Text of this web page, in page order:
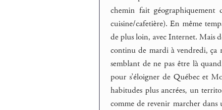
chemin fait géographiquement
cuisine/cafetière). En même
de plus loin, avec Internet. Mais
continu de mardi à vendredi, ça
semblant de ne pas être là
pour s’éloigner de Québec et
habitudes plus ancrées, un
comme de revenir marcher dans